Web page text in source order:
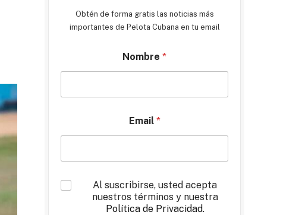
Obtén de forma gratis las noticias más
importantes de Pelota Cubana en tu email
Nombre *
Email *
*
Al suscribirse, usted acepta
nuestros términos y nuestra
Política de Privacidad.